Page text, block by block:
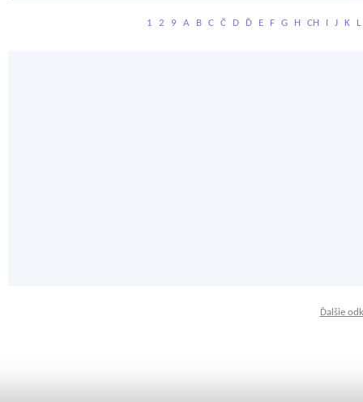
1 2 9 A B C Č D Ď E F G H CH I J K L
Ďalšie